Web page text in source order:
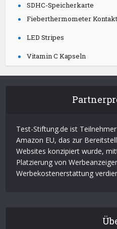
SDHC-Speicherkarte
Fieberthermometer
LED Stripes
Vitamin C Kapseln
Test-Stiftung.de ist
Amazon EU, das zur
Websites konzipiert wurde,
Platzierung von
Werbekostenerstattung